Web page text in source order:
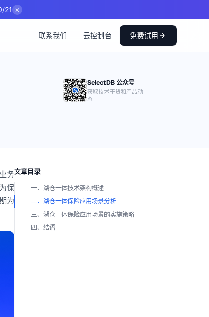
21 ✕
联系我们 云控制台 免费试用
SelectDB 公众号
获取技术干货和产品动
态
务
保
为
文章目录
一、湖仓一体技术架构概述
二、湖仓一体保险应用场景分析
三、湖仓一体保险应用场景的实施策略
四、结语